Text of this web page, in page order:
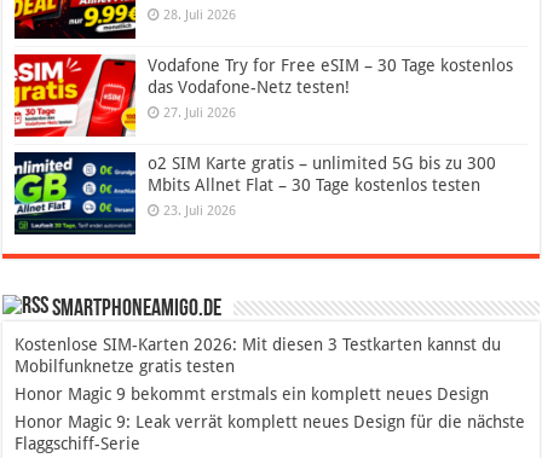
28. Juli 2026
Vodafone Try for Free eSIM – 30 Tage kostenlos
das Vodafone-Netz testen!
27. Juli 2026
o2 SIM Karte gratis – unlimited 5G bis zu 300
Mbits Allnet Flat – 30 Tage kostenlos testen
23. Juli 2026
SmartphoneAmigo.de
Kostenlose SIM-Karten 2026: Mit diesen 3 Testkarten kannst du
Mobilfunknetze gratis testen
Honor Magic 9 bekommt erstmals ein komplett neues Design
Honor Magic 9: Leak verrät komplett neues Design für die nächste
Flaggschiff-Serie